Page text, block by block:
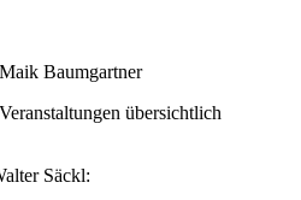
Baumgartner
übersichtlich
Säckl: